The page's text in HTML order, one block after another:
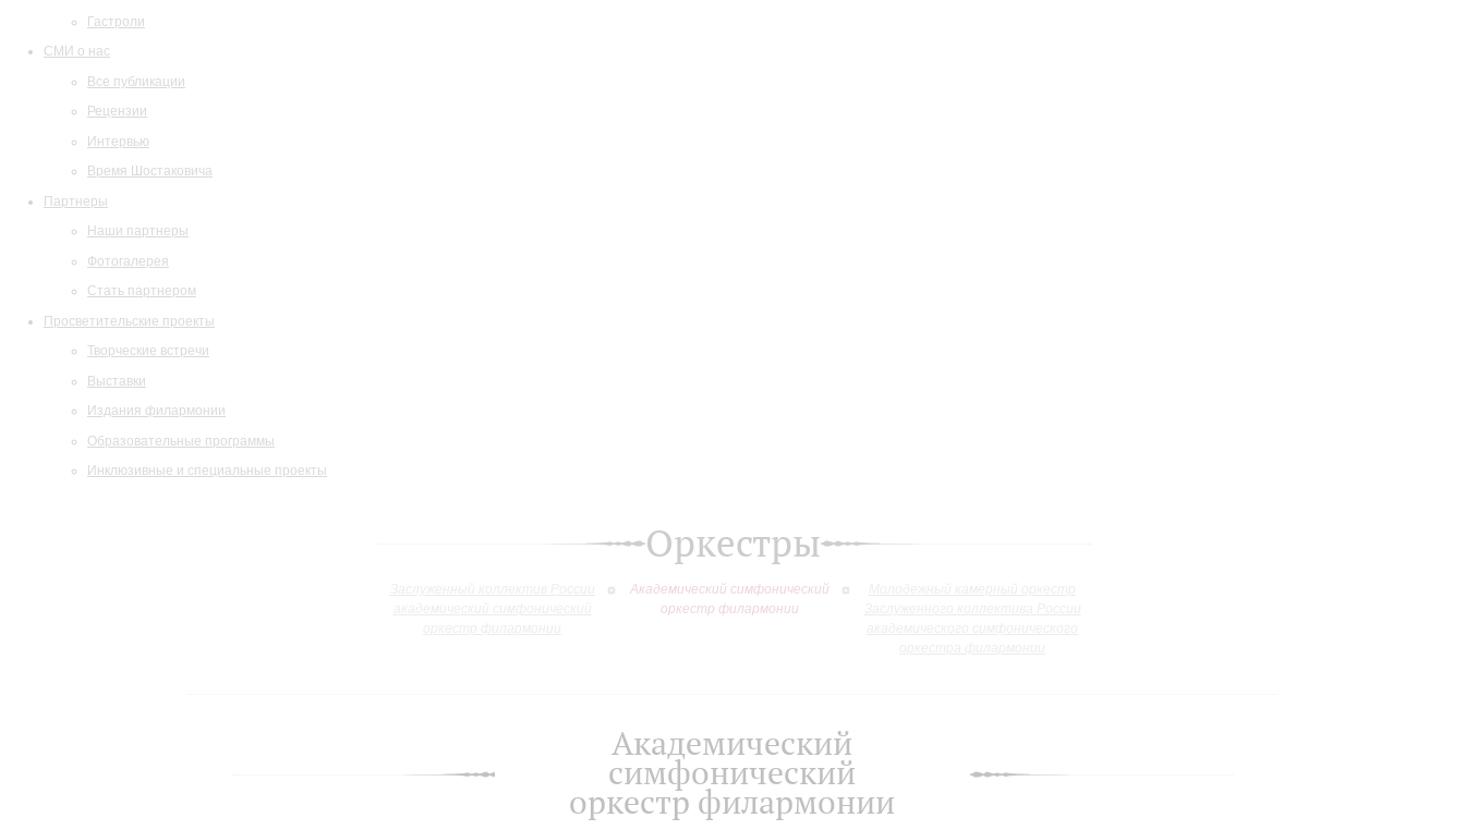
Гастроли
СМИ о нас
Все публикации
Рецензии
Интервью
Время Шостаковича
Партнеры
Наши партнеры
Фотогалерея
Стать партнером
Просветительские проекты
Творческие встречи
Выставки
Издания филармонии
Образовательные программы
Инклюзивные и специальные проекты
Оркестры
Академический симфонический
оркестр филармонии
Академический
симфонический
оркестр филармонии